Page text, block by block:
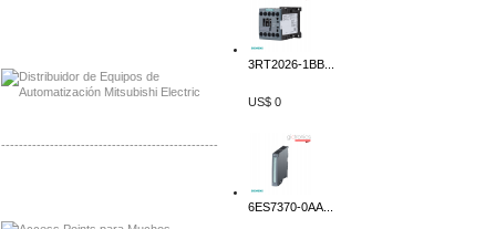
-------------------------------------------------
3RT2026-1BB...
US$ 0
6ES7370-0AA...